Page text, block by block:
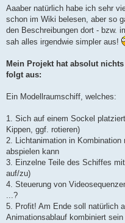
Aaaber natürlich habe ich sehr
schon im Wiki belesen, aber so
den Beschreibungen dort - bzw.
sah alles irgendwie simpler aus!
Mein Projekt hat absolut
folgt aus:
Ein Modellraumschiff, welches:
1. Sich auf einem Sockel
Kippen, ggf. rotieren)
2. Lichtanimation in
abspielen kann
3. Einzelne Teile des Schiffes
auf/zu)
4. Steuerung von
...?
5. Profit! Am Ende soll natürlich
Animationsablauf kombiniert sein